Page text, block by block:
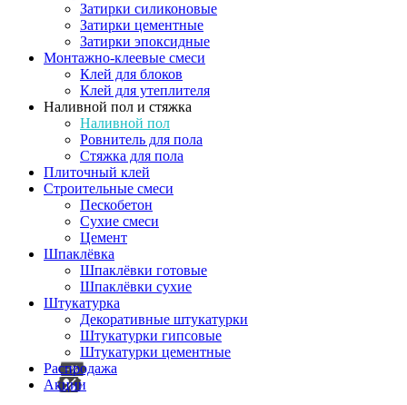
Затирки силиконовые
Затирки цементные
Затирки эпоксидные
Монтажно-клеевые смеси
Клей для блоков
Клей для утеплителя
Наливной пол и стяжка
Наливной пол
Ровнитель для пола
Стяжка для пола
Плиточный клей
Строительные смеси
Пескобетон
Сухие смеси
Цемент
Шпаклёвка
Шпаклёвки готовые
Шпаклёвки сухие
Штукатурка
Декоративные штукатурки
Штукатурки гипсовые
Штукатурки цементные
Распродажа
Акции